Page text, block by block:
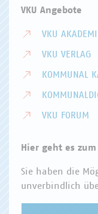
VKU Angebote
VKU
VKU VERLAG
KOMMUNAL
VKU FORUM
Hier geht es
Sie haben die
unverbindlich